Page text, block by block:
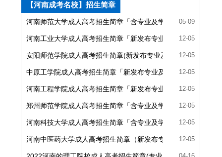
【河南成考名校】招生简章
河南师范大学成人高考招生简章「含专业及学费」 05-09
河南工业大学成人高考招生简章「新发布专业及学费」
12-05
安阳师范学院成人高考招生简章(新发布专业及学费)12-05
中原工学院成人高考招生简章「新发布专业及学费」12-05
河南工程学院成人高考招生简章「新发布专业及学费」
12-05
郑州师范学院成人高考招生简章「含专业及学费」 12-05
河南科技大学成人高考招生简章「含专业及学费」 12-05
河南中医药大学成人高考招生简章（新发布专业及学费）
12-05